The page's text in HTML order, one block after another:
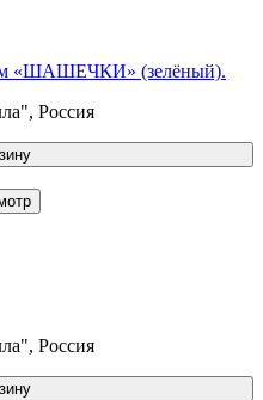
«ШАШЕЧКИ» (зелёный).
Россия
Россия